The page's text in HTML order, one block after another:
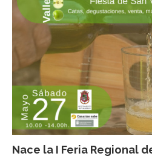
Nace la I Feria Regional